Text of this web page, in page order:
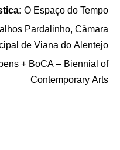
O Espaço do Tempo
Pardalinho, Câmara
de Viana do Alentejo
+ BoCA – Biennial of
Contemporary Arts